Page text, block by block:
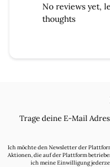
No reviews yet,
thoughts
Trage deine E-Mail
Ich möchte den Newsletter der
Aktionen, die auf der Plattform
ich meine Einwilligung